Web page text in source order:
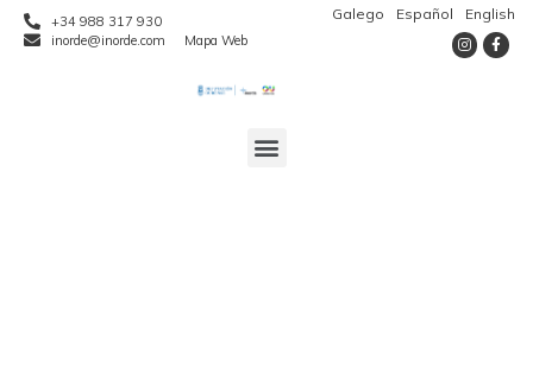
+34 988 317 930
inorde@inorde.com
Mapa Web
Galego Español English